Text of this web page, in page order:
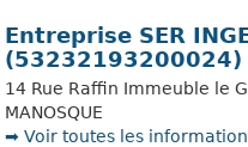
Entreprise SER
(53232193200024)
14 Rue Raffin Immeuble le
MANOSQUE
➡️ Voir toutes les